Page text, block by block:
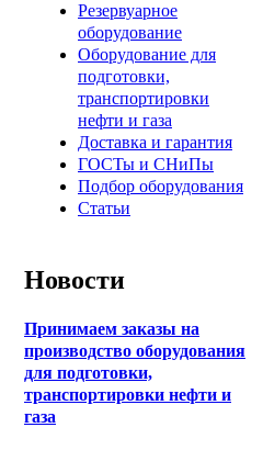
Резервуарное
оборудование
Оборудование для
подготовки,
транспортировки
нефти и газа
Доставка и гарантия
ГОСТы и СНиПы
Подбор оборудования
Статьи
Новости
Принимаем заказы на
производство оборудования
для подготовки,
транспортировки нефти и
газа